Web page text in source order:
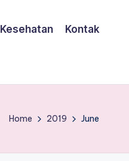
Kesehatan Kontak
Home 2019 June